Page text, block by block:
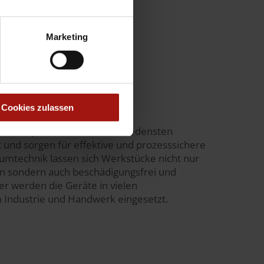
Marketing
Cookies zulassen
sind optimal auf die verschiedensten
sorgen für effektive und prozesssichere
lassen sich Werkstücke nicht nur
sondern auch beschädigungsfrei und
werden die Geräte in vielen
und Handwerk eingesetzt.